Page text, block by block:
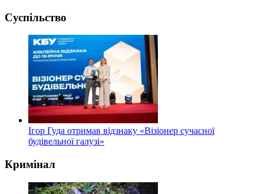
Суспільство
Ігор Гуда отримав відзнаку «Візіонер сучасної
будівельної галузі»
Кримінал